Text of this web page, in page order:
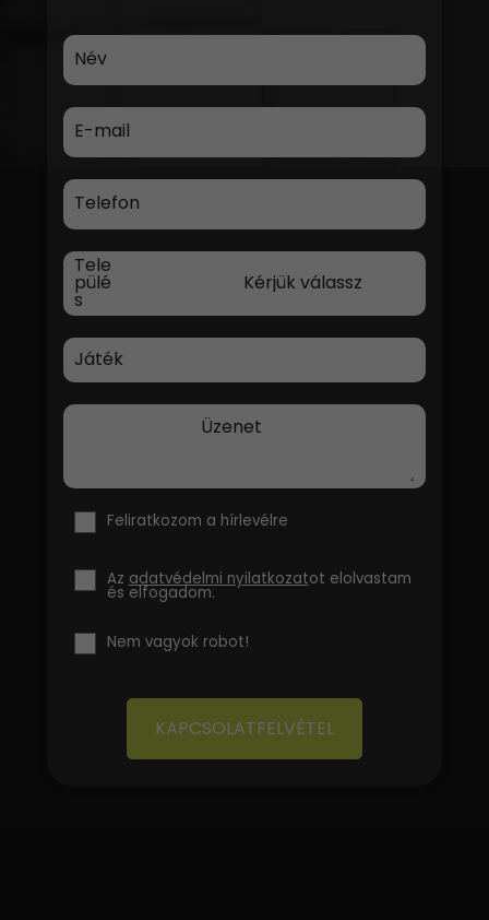
Név
E-mail
Telefon
Tele
pülé
s
Játék
Üzenet
Feliratkozom a hírlevélre
Az adatvédelmi nyilatkozatot elolvastam
és elfogadom.
Nem vagyok robot!
KAPCSOLATFELVÉTEL